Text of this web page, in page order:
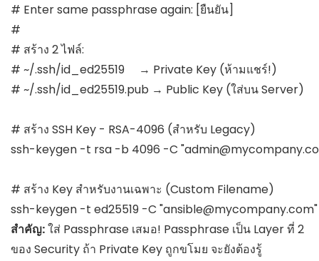
# Enter same passphrase again: [ยืนยัน]
#
# สร้าง 2 ไฟล์:
# ~/.ssh/id_ed25519     → Private Key (ห้ามแชร์!)
# ~/.ssh/id_ed25519.pub → Public Key (ใส่บน Server)
# สร้าง SSH Key - RSA-4096 (สำหรับ Legacy)
ssh-keygen -t rsa -b 4096 -C "
# สร้าง Key สำหรับงานเฉพาะ (Custom Filename)
ssh-keygen -t ed25519 -C "ansible@mycompany.com
สำคัญ:ใส่ Passphrase เสมอ! Passphrase เป็น Layer ที่ 2
ของ Security ถ้า Private Key ถูกขโมย จะยังต้องรู้